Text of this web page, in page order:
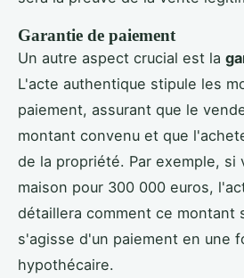
Garantie de paiement
Un autre aspect crucial est la
L'acte authentique stipule les
paiement, assurant que le
montant convenu et que
de la propriété. Par exemple, si
maison pour 300 000 euros,
détaillera comment ce montant
s'agisse d'un paiement en une
hypothécaire.